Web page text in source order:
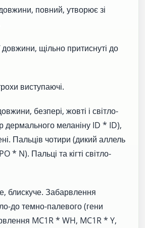
повний, утворює зі
довжини, щільно притиснуті до
виступаючі.
безпері, жовті і світло-
дермального меланіну ID * ID),
Пальців чотири (дикий аллель
* N). Пальці та кігті світло-
блискуче. Забарвлення
до темно-палевого (гени
MC1R * WH, MC1R * Y,